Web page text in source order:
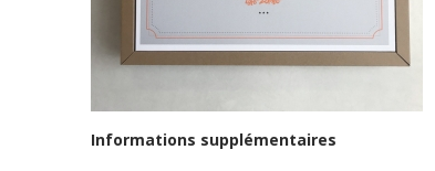
Informations supplémentaires